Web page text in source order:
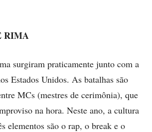
RIMA
surgiram praticamente junto com a
Estados Unidos. As batalhas são
MCs (mestres de cerimônia), que
na hora. Neste ano, a cultura
elementos são o rap, o break e o